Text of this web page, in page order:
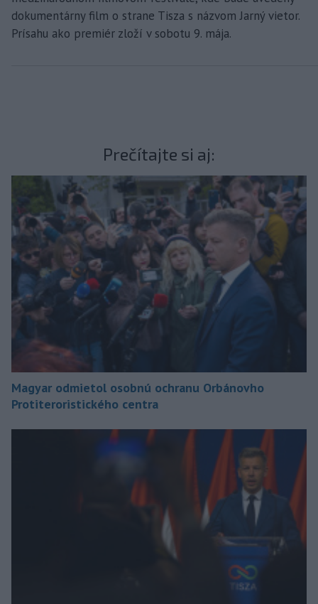
dokumentárny film o strane Tisza s názvom Jarný vietor.
Prísahu ako premiér zloží v sobotu 9. mája.
Prečítajte si aj:
Magyar odmietol osobnú ochranu Orbánovho
Protiteroristického centra